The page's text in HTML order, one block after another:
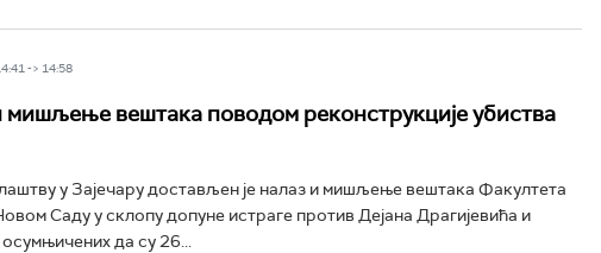
-> 14:58
мишљење вештака поводом реконструкције убиства
у Зајечару достављен је налаз и мишљење вештака Факултета
Саду у склопу допуне истраге против Дејана Драгијевића и
да су 26...